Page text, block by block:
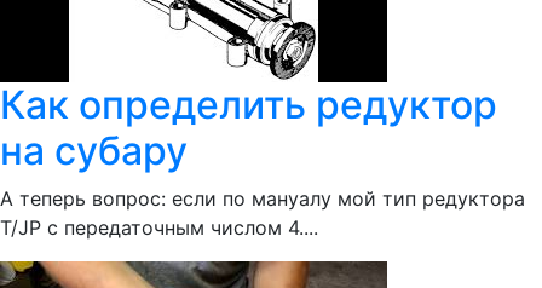
Как определить редуктор
на субару
А теперь вопрос: если по мануалу мой тип редуктора
Т/JP с передаточным числом 4....